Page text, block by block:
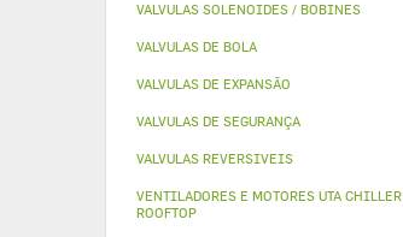
VALVULAS SOLENOIDES / BOBINES
VALVULAS DE BOLA
VALVULAS DE EXPANSÃO
VALVULAS DE SEGURANÇA
VALVULAS REVERSIVEIS
VENTILADORES E MOTORES UTA CHILLER
ROOFTOP